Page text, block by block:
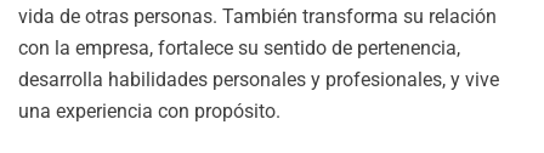
vida de otras personas. También transforma su relación
con la empresa, fortalece su sentido de pertenencia,
desarrolla habilidades personales y profesionales, y vive
una experiencia con propósito.